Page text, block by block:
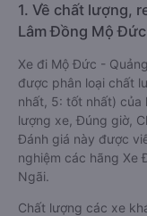
1. Về chất lượng,
Lâm Đồng Mộ
Xe đi Mộ Đức -
được phân loại chất
nhất, 5: tốt nhất) của
lượng xe, Đúng giờ,
Đánh giá này được
nghiệm các hãng Xe
Ngãi.
Chất lượng các xe